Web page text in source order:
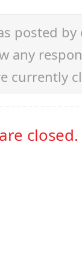
posted by
any
currently
closed.